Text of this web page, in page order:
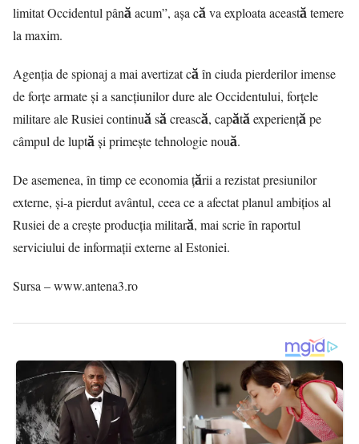
limitat Occidentul până acum”, așa că va exploata această temere
la maxim.
Agenția de spionaj a mai avertizat că în ciuda pierderilor imense
de forțe armate și a sancțiunilor dure ale Occidentului, forțele
militare ale Rusiei continuă să crească, capătă experiență pe
câmpul de luptă și primește tehnologie nouă.
De asemenea, în timp ce economia țării a rezistat presiunilor
externe, și-a pierdut avântul, ceea ce a afectat planul ambițios al
Rusiei de a crește producția militară, mai scrie în raportul
serviciului de informații externe al Estoniei.
Sursa – www.antena3.ro